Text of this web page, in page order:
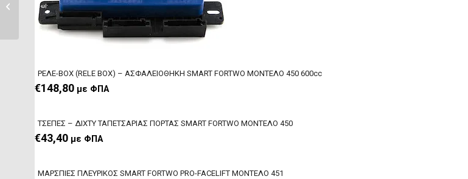
ΡΕΛΕ-BOX (RELE BOX) – ΑΣΦΑΛΕΙΟΘΗΚΗ SMART FORTWO ΜΟΝΤΕΛΟ 450 600cc
€148,80 με ΦΠΑ
ΤΣΕΠΕΣ – ΔΙΧΤΥ TAΠEΤΣΑΡΙΑΣ ΠΟΡΤΑΣ SMART FORTWO ΜΟΝΤΕΛΟ 450
€43,40 με ΦΠΑ
ΜΑΡΣΠΙΕΣ ΠΛΕΥΡΙΚΟΣ SMART FORTWΟ PRO-FACELIFT ΜΟΝΤΕΛΟ 451
SMART ROADSTER
ΜΟΝΤΕΛΟ 452